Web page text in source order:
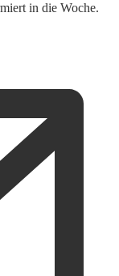
in die Woche.